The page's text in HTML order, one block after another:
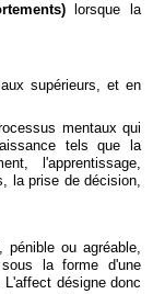
lorsque la
supérieurs, et en
mentaux qui
tels que la
l'apprentissage,
la prise de décision,
ou agréable,
la forme d'une
désigne donc